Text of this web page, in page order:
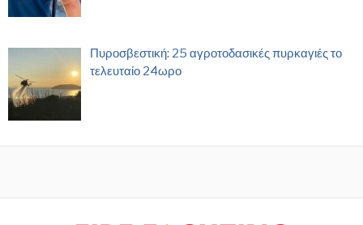
Πυροσβεστική: 25 αγροτοδασικές πυρκαγιές το
τελευταίο 24ωρο